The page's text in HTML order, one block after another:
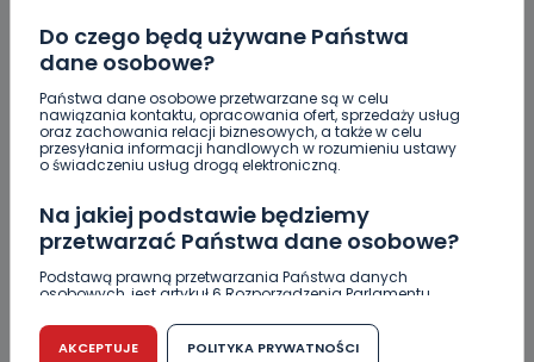
Do czego będą używane Państwa
dane osobowe?
Państwa dane osobowe przetwarzane są w celu
nawiązania kontaktu, opracowania ofert, sprzedaży usług
oraz zachowania relacji biznesowych, a także w celu
przesyłania informacji handlowych w rozumieniu ustawy
o świadczeniu usług drogą elektroniczną.
Na jakiej podstawie będziemy
przetwarzać Państwa dane osobowe?
Podstawą prawną przetwarzania Państwa danych
osobowych, jest artykuł 6 Rozporządzenia Parlamentu
r. w sprawie ochrony osób fizycznych w związku z
przetwarzaniem danych osobowych w sprawie
AKCEPTUJE POLITYKA PRYWATNOŚCI
Jakość wody wróciła (prawie) do normy. Jest
Zatrzymany w Sośniach. Za połamane tablice
Skomentuj ten wpis jako pierwszy!
DOŁĄCZ DO DYSKUSJI